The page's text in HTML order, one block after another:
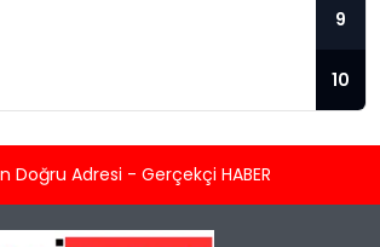
varlığını genişletmeyi
9
10
Doğru Adresi - Gerçekçi HABER